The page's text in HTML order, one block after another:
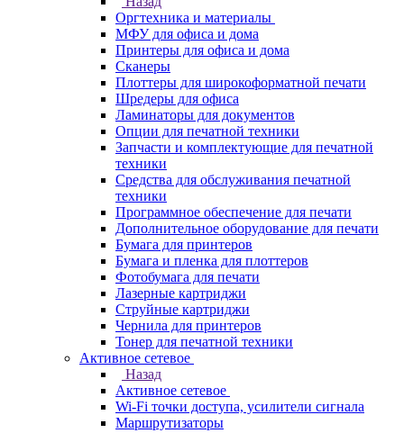
Оргтехника и материалы
МФУ для офиса и дома
Принтеры для офиса и дома
Сканеры
Плоттеры для широкоформатной печати
Шредеры для офиса
Ламинаторы для документов
Опции для печатной техники
Запчасти и комплектующие для печатной
техники
Средства для обслуживания печатной
техники
Программное обеспечение для печати
Дополнительное оборудование для печати
Бумага для принтеров
Бумага и пленка для плоттеров
Фотобумага для печати
Лазерные картриджи
Струйные картриджи
Чернила для принтеров
Тонер для печатной техники
Активное сетевое
Назад
Активное сетевое
Wi-Fi точки доступа, усилители сигнала
Маршрутизаторы